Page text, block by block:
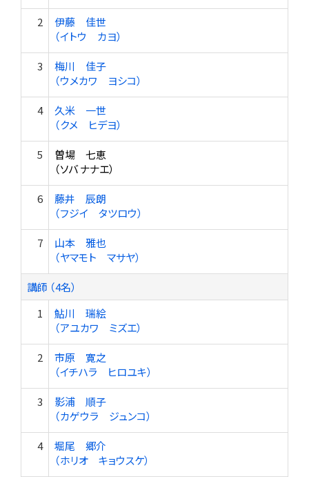
2
伊藤 佳世
（イトウ カヨ）
3
梅川 佳子
（ウメカワ ヨシコ）
4
久米 一世
（クメ ヒデヨ）
5
曽場 七恵
（ソバ ナナエ）
6
藤井 辰朗
（フジイ タツロウ）
7
山本 雅也
（ヤマモト マサヤ）
講師 （4名）
1
鮎川 瑞絵
（アユカワ ミズエ）
2
市原 寛之
（イチハラ ヒロユキ）
3
影浦 順子
（カゲウラ ジュンコ）
4
堀尾 郷介
（ホリオ キョウスケ）